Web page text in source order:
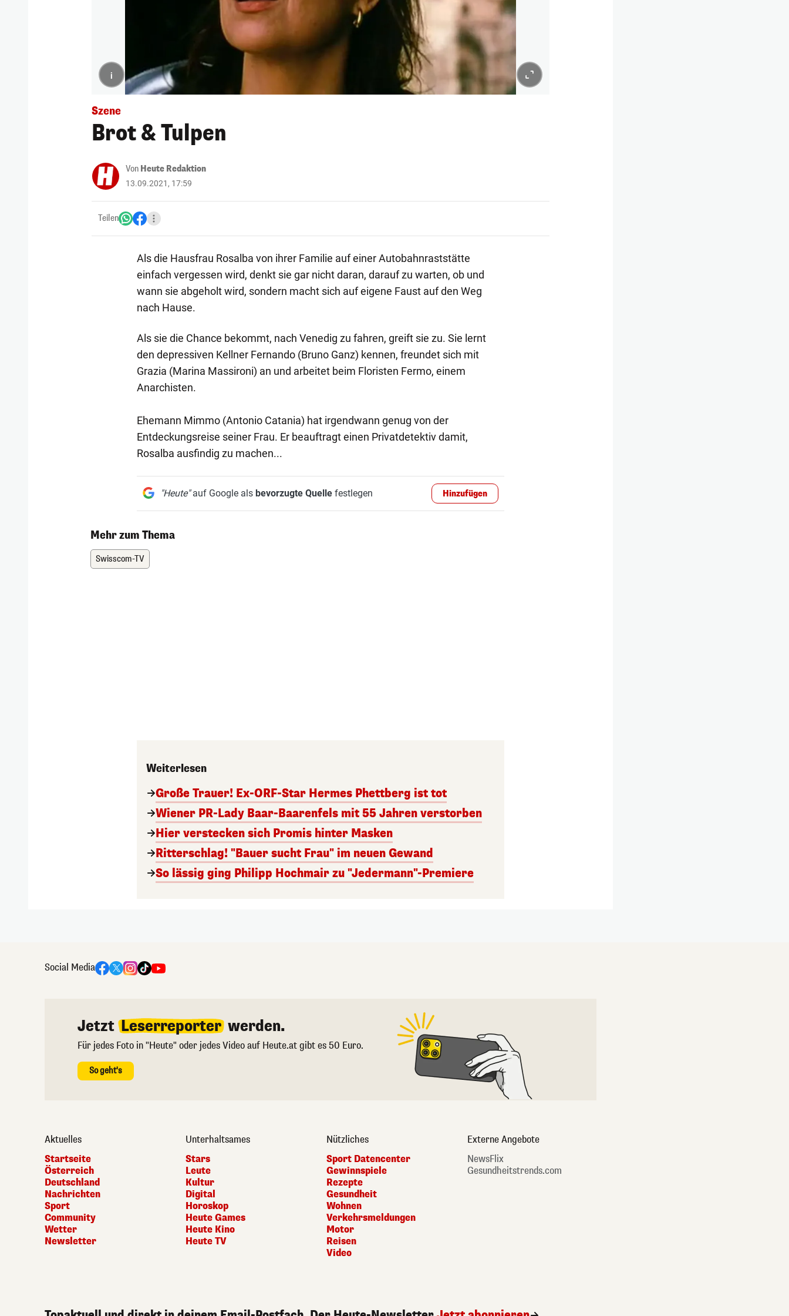
i
Szene
Brot & Tulpen
Von Heute Redaktion
13.09.2021, 17:59
Teilen
Als die Hausfrau Rosalba von ihrer Familie auf einer Autobahnraststätte
einfach vergessen wird, denkt sie gar nicht daran, darauf zu warten, ob und
wann sie abgeholt wird, sondern macht sich auf eigene Faust auf den Weg
nach Hause.
Als sie die Chance bekommt, nach Venedig zu fahren, greift sie zu. Sie lernt
den depressiven Kellner Fernando (Bruno Ganz) kennen, freundet sich mit
Grazia (Marina Massironi) an und arbeitet beim Floristen Fermo, einem
Anarchisten.
Ehemann Mimmo (Antonio Catania) hat irgendwann genug von der
Entdeckungsreise seiner Frau. Er beauftragt einen Privatdetektiv damit,
Rosalba ausfindig zu machen...
"Heute"auf Google als bevorzugte Quellefestlegen Hinzufügen
Mehr zum Thema
Swisscom-TV
Weiterlesen
Große Trauer! Ex-ORF-Star Hermes Phettberg ist tot
Wiener PR-Lady Baar-Baarenfels mit 55 Jahren verstorben
Hier verstecken sich Promis hinter Masken
Ritterschlag! "Bauer sucht Frau" im neuen Gewand
So lässig ging Philipp Hochmair zu "Jedermann"-Premiere
Social Media
Jetzt Leserreporter werden.
Für jedes Foto in "Heute" oder jedes Video auf Heute.at gibt es 50 Euro.
So geht's
Aktuelles
Startseite
Österreich
Deutschland
Nachrichten
Sport
Community
Wetter
Newsletter
Unterhaltsames
Stars
Leute
Kultur
Digital
Horoskop
Heute Games
Heute Kino
Heute TV
Nützliches
Sport Datencenter
Gewinnspiele
Rezepte
Gesundheit
Wohnen
Verkehrsmeldungen
Motor
Reisen
Video
Externe Angebote
NewsFlix
Gesundheitstrends.com